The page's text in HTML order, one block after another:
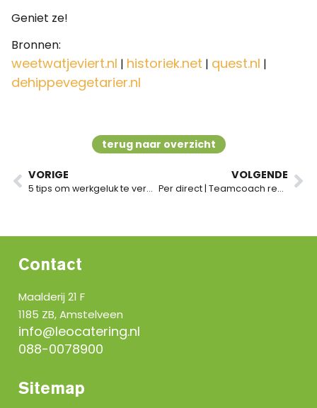
Geniet ze!
Bronnen:
weetwatjeviert.nl | historiek.net | quest.nl |
dehippevegetarier.nl
terug naar overzicht
VORIGE
5 tips om werkgeluk te verbeteren
VOLGENDE
Per direct | Teamcoach regio zuid/west Nederland | 40 uur
Contact
Maalderij 21 F
1185 ZB, Amstelveen
info@leocatering.nl
088-0078900
Sitemap